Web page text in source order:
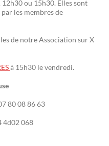
12h30 ou 15h30. Elles sont
les membres de
de notre Association sur X
à 15h30 le vendredi.
80 08 86 63
4d02 068